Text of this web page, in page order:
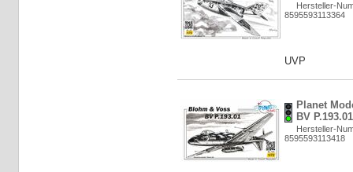
Hersteller-
8595593113364
UVP
Planet
BV
Hersteller-
8595593113418